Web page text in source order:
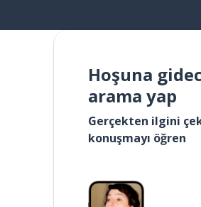
Hoşuna
arama yap
Gerçekten ilgini
konuşmayı öğren